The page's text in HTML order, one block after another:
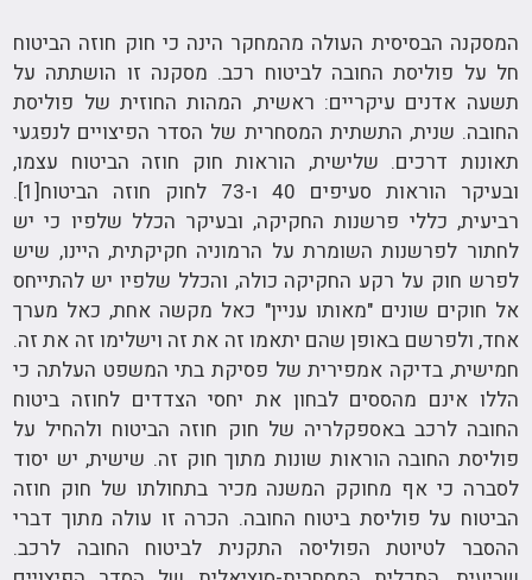
המסקנה הבסיסית העולה מהמחקר הינה כי חוק חוזה הביטוח
חל על פוליסת החובה לביטוח רכב. מסקנה זו הושתתה על
תשעה אדנים עיקריים: ראשית, המהות החוזית של פוליסת
החובה. שנית, התשתית המסחרית של הסדר הפיצויים לנפגעי
תאונות דרכים. שלישית, הוראות חוק חוזה הביטוח עצמו,
ובעיקר הוראות סעיפים 40 ו-73 לחוק חוזה הביטוח[1].
רביעית, כללי פרשנות החקיקה, ובעיקר הכלל שלפיו כי יש
לחתור לפרשנות השומרת על הרמוניה חקיקתית, היינו, שיש
לפרש חוק על רקע החקיקה כולה, והכלל שלפיו יש להתייחס
אל חוקים שונים "מאותו עניין" כאל מקשה אחת, כאל מערך
אחד, ולפרשם באופן שהם יתאמו זה את זה וישלימו זה את זה.
חמישית, בדיקה אמפירית של פסיקת בתי המשפט העלתה כי
הללו אינם מהססים לבחון את יחסי הצדדים לחוזה ביטוח
החובה לרכב באספקלריה של חוק חוזה הביטוח ולהחיל על
פוליסת החובה הוראות שונות מתוך חוק זה. שישית, יש יסוד
לסברה כי אף מחוקק המשנה מכיר בתחולתו של חוק חוזה
הביטוח על פוליסת ביטוח החובה. הכרה זו עולה מתוך דברי
ההסבר לטיוטת הפוליסה התקנית לביטוח החובה לרכב.